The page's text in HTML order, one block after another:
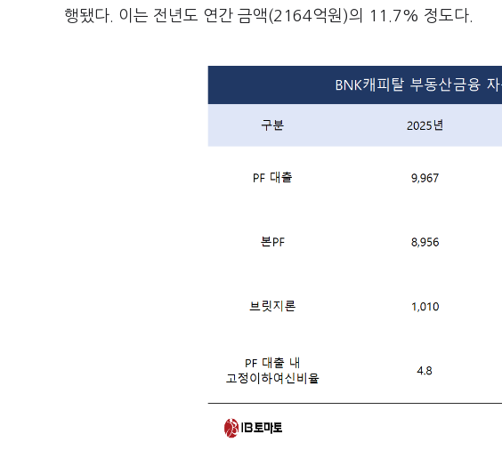
행됐다. 이는 전년도 연간 금액(2164억원)의 11.7% 정도다.